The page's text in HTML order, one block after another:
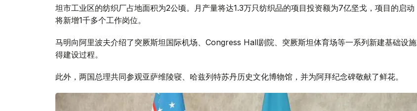
坦市工业区的纺织厂占地面积为2公顷。月产量将达1.3万只纺织品的项目投资额为7亿坚戈，项目的启动
将新增1千多个工作岗位。
马明向阿里波夫介绍了突厥斯坦国际机场、Congress Hall剧院、突厥斯坦体育场等一系列新建基础设施
得建设过程。
此外，两国总理共同参观亚萨维陵寝、哈兹列特苏丹历史文化博物馆，并为阿拜纪念碑敬献了鲜花。